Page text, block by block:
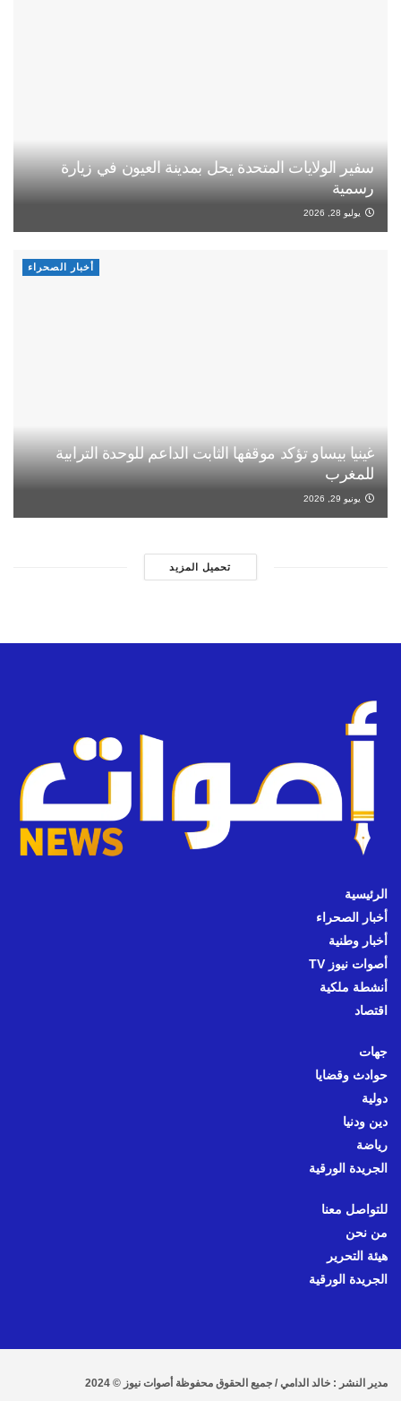
سفير الولايات المتحدة يحل بمدينة العيون في زيارة
رسمية
يوليو 28, 2026
أخبار الصحراء
غينيا بيساو تؤكد موقفها الثابت الداعم للوحدة الترابية
للمغرب
يونيو 29, 2026
تحميل المزيد
الرئيسية
أخبار الصحراء
أخبار وطنية
أصوات نيوز TV
أنشطة ملكية
اقتصاد
جهات
حوادث وقضايا
دولية
دين ودنيا
رياضة
الجريدة الورقية
للتواصل معنا
من نحن
هيئة التحرير
الجريدة الورقية
مدير النشر : خالد الدامي / جميع الحقوق محفوظة أصوات نيوز © 2024